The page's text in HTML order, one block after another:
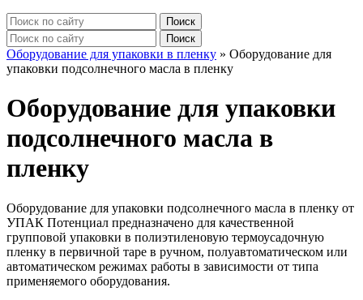
Оборудование для упаковки в пленку » Оборудование для
упаковки подсолнечного масла в пленку
Оборудование для упаковки
подсолнечного масла в
пленку
Оборудование для упаковки подсолнечного масла в пленку от
УПАК Потенциал предназначено для качественной
групповой упаковки в полиэтиленовую термоусадочную
пленку в первичной таре в ручном, полуавтоматическом или
автоматическом режимах работы в зависимости от типа
применяемого оборудования.